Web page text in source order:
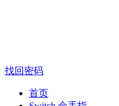
找回密码
首页